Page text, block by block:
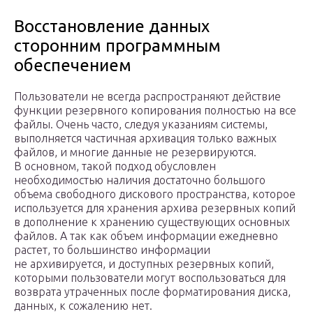
Восстановление данных
сторонним программным
обеспечением
Пользователи не всегда распространяют действие
функции резервного копирования полностью на все
файлы. Очень часто, следуя указаниям системы,
выполняется частичная архивация только важных
файлов, и многие данные не резервируются.
В основном, такой подход обусловлен
необходимостью наличия достаточно большого
объема свободного дискового пространства, которое
используется для хранения архива резервных копий
в дополнение к хранению существующих основных
файлов. А так как объем информации ежедневно
растет, то большинство информации
не архивируется, и доступных резервных копий,
которыми пользователи могут воспользоваться для
возврата утраченных после форматирования диска,
данных, к сожалению нет.